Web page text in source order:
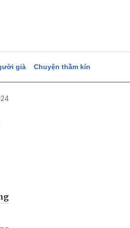
già Chuyện thầm kín